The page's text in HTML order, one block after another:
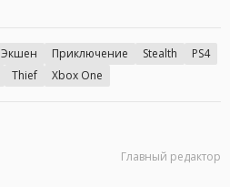
Экшен Приключение Stealth
PS4
Thief Xbox One
Главный редактор